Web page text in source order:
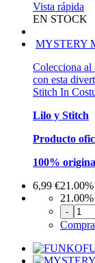
Vista rápida
EN STOCK
MYSTERY
Colecciona al
con esta
Stitch In
Lilo y Stitch
Producto
100%
6,99 €21.00%
21.00%
-